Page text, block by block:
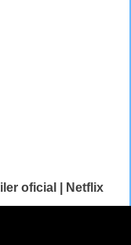
oficial | Netflix